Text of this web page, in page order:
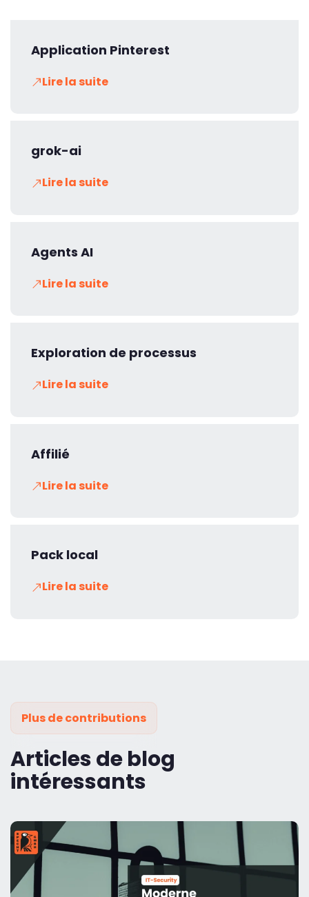
Application Pinterest
Lire la suite
grok-ai
Lire la suite
Agents AI
Lire la suite
Exploration de processus
Lire la suite
Affilié
Lire la suite
Pack local
Lire la suite
Plus de contributions
Articles de blog
intéressants